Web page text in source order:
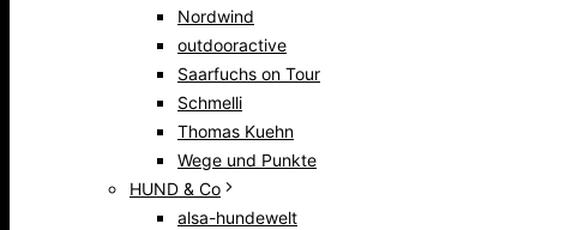
Nordwind
outdooractive
Saarfuchs on Tour
Schmelli
Thomas Kuehn
Wege und Punkte
HUND & Co
alsa-hundewelt